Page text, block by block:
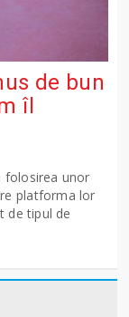
de bun
îl
folosirea unor
platforma lor
de tipul de